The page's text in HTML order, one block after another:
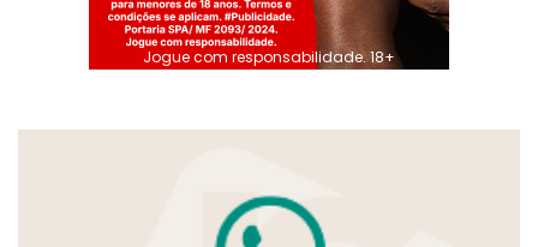
Jogue com responsabilidade. 18+